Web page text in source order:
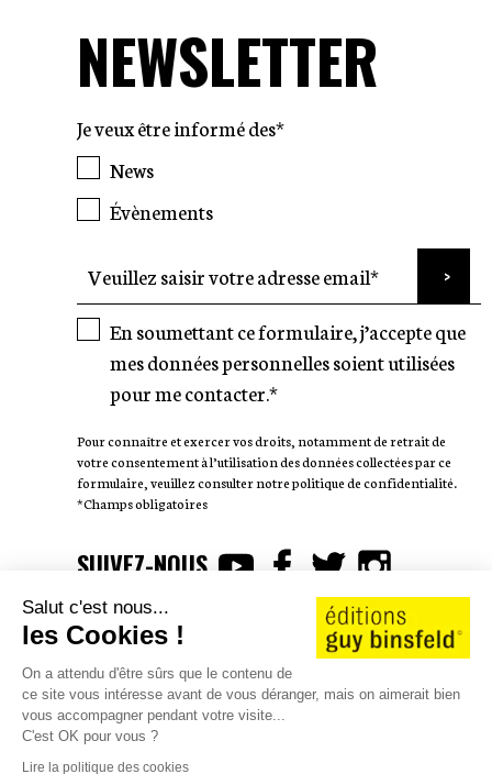
NEWSLETTER
Je veux être informé des*
News
Évènements
En soumettant ce formulaire, j’accepte que
mes données personnelles soient utilisées
pour me contacter.*
Pour connaître et exercer vos droits, notamment de retrait de
votre consentement à l’utilisation des données collectées par ce
formulaire, veuillez consulter notre politique de confidentialité.
*Champs obligatoires
SUIVEZ-NOUS
AUTEURS
WE LOVE STORIES
CATALOGUE 25/26
©2026 éditions guy binsfeld
Salut c'est nous...
les Cookies !
On a attendu d'être sûrs que le contenu de
ce site vous intéresse avant de vous déranger, mais on aimerait bien
vous accompagner pendant votre visite...
C'est OK pour vous ?
Lire la politique des cookies